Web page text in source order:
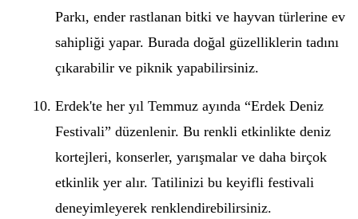
Parkı, ender rastlanan bitki ve hayvan türlerine ev
sahipliği yapar. Burada doğal güzelliklerin tadını
çıkarabilir ve piknik yapabilirsiniz.
Erdek'te her yıl Temmuz ayında “Erdek Deniz
Festivali” düzenlenir. Bu renkli etkinlikte deniz
kortejleri, konserler, yarışmalar ve daha birçok
etkinlik yer alır. Tatilinizi bu keyifli festivali
deneyimleyerek renklendirebilirsiniz.